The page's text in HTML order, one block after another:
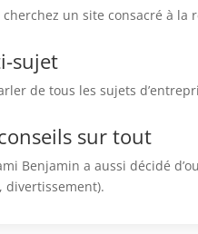
cherchez un site consacré à
sujet
de tous les sujets
sur tout
Benjamin a aussi décidé
divertissement).